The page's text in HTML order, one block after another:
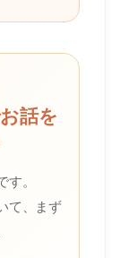
話を
す。
て、まず